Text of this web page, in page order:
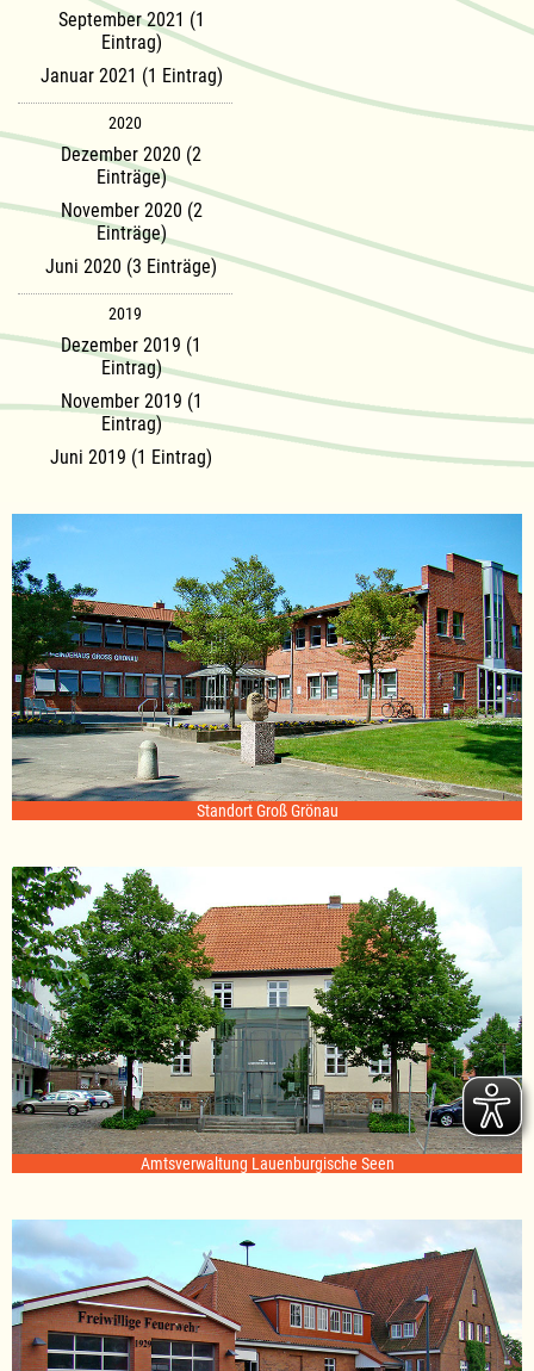
September 2021 (1
Eintrag)
Januar 2021 (1 Eintrag)
2020
Dezember 2020 (2
Einträge)
November 2020 (2
Einträge)
Juni 2020 (3 Einträge)
2019
Dezember 2019 (1
Eintrag)
November 2019 (1
Eintrag)
Juni 2019 (1 Eintrag)
Standort Groß Grönau
Amtsverwaltung Lauenburgische Seen